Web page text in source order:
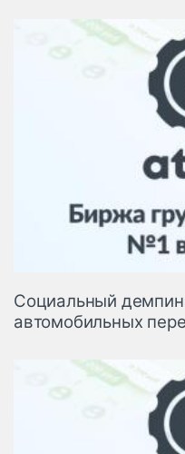
Социальный
автомобильных